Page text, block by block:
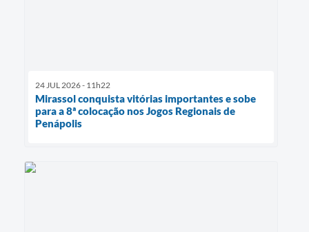
24 JUL 2026 - 11h22
Mirassol conquista vitórias importantes e sobe
para a 8ª colocação nos Jogos Regionais de
Penápolis